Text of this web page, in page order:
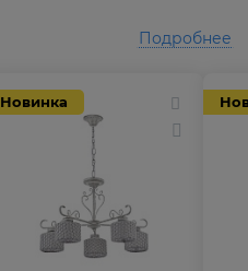
Новинка
Подробнее